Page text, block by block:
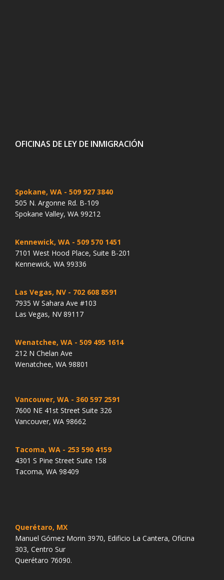
OFICINAS DE LEY DE INMIGRACIÓN
Spokane, WA - 509 927 3840
505 N. Argonne Rd. B-109
Spokane Valley, WA 99212
Kennewick, WA - 509 570 1451
7101 West Hood Place, Suite B-201
Kennewick, WA 99336
Las Vegas, NV - 702 608 8591
7935 W Sahara Ave #103
Las Vegas, NV 89117
Wenatchee, WA - 509 495 1614
212 N Chelan Ave
Wenatchee, WA 98801
Vancouver, WA - 360 597 2591
7600 NE 41st Street Suite 326
Vancouver, WA 98662
Tacoma, WA - 253 590 4159
4301 S Pine Street Suite 158
Tacoma, WA 98409
Querétaro, MX
Manuel Gómez Morin 3970, Edificio La Cantera, Oficina
303, Centro Sur
Querétaro 76090.